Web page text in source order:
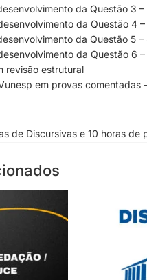
da Questão 3
da Questão 4
da Questão 5
da Questão 6
revisão estrutural
em provas comentadas
de Discursivas e 10 horas de